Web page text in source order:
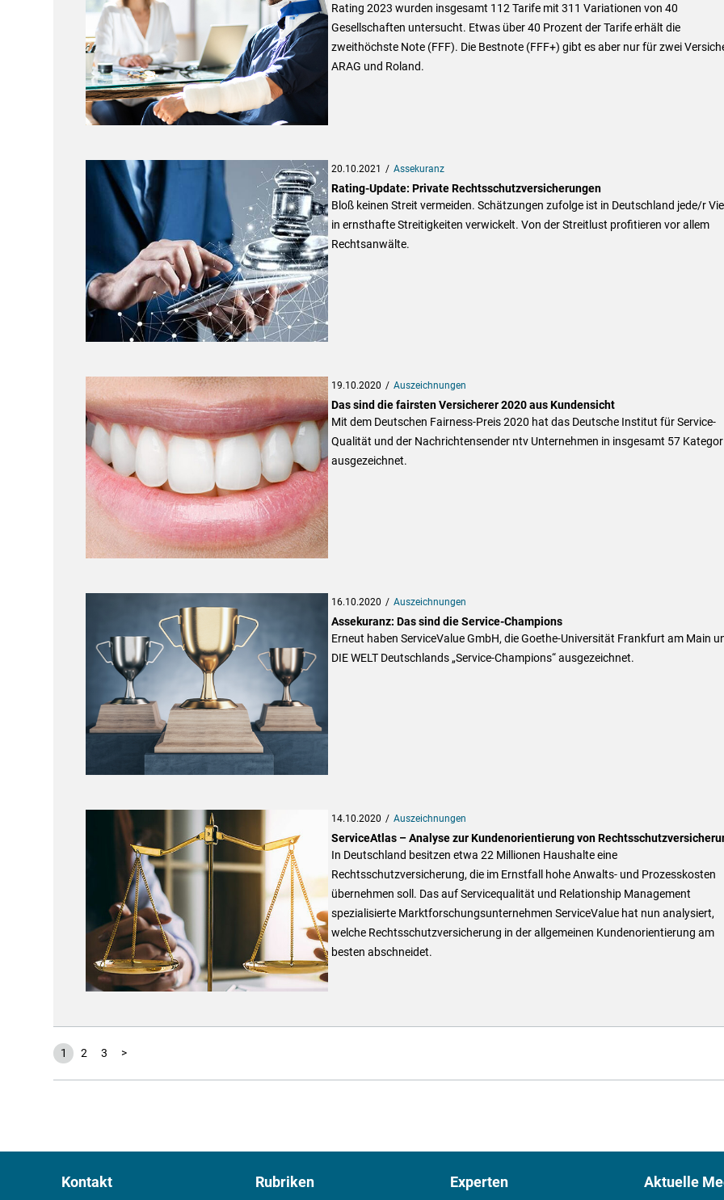
Rating 2023 wurden insgesamt 112 Tarife mit 311 Variationen von 40
Gesellschaften untersucht. Etwas über 40 Prozent der Tarife erhält die
zweithöchste Note (FFF). Die Bestnote (FFF+) gibt es aber nur für zwei
ARAG und Roland.
20.10.2021 Assekuranz
Rating-Update: Private Rechtsschutzversicherungen
Bloß keinen Streit vermeiden. Schätzungen zufolge ist in Deutschland jede/r
in ernsthafte Streitigkeiten verwickelt. Von der Streitlust profitieren vor allem
Rechtsanwälte.
19.10.2020 Auszeichnungen
Das sind die fairsten Versicherer 2020 aus Kundensicht
Mit dem Deutschen Fairness-Preis 2020 hat das Deutsche Institut für Service-
Qualität und der Nachrichtensender ntv Unternehmen in insgesamt 57
ausgezeichnet.
16.10.2020 Auszeichnungen
Assekuranz: Das sind die Service-Champions
Erneut haben ServiceValue GmbH, die Goethe-Universität Frankfurt am Main
DIE WELT Deutschlands „Service-Champions“ ausgezeichnet.
14.10.2020 Auszeichnungen
ServiceAtlas – Analyse zur Kundenorientierung von
In Deutschland besitzen etwa 22 Millionen Haushalte eine
Rechtsschutzversicherung, die im Ernstfall hohe Anwalts- und Prozesskosten
übernehmen soll. Das auf Servicequalität und Relationship Management
spezialisierte Marktforschungsunternehmen ServiceValue hat nun analysiert,
welche Rechtsschutzversicherung in der allgemeinen Kundenorientierung am
besten abschneidet.
1 2 3 >
Kontakt Rubriken Experten Aktuelle